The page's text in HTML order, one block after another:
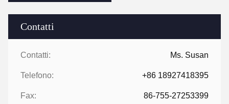
Contatti
Contatti: Ms. Susan
Telefono: +86 18927418395
Fax: 86-755-27253399